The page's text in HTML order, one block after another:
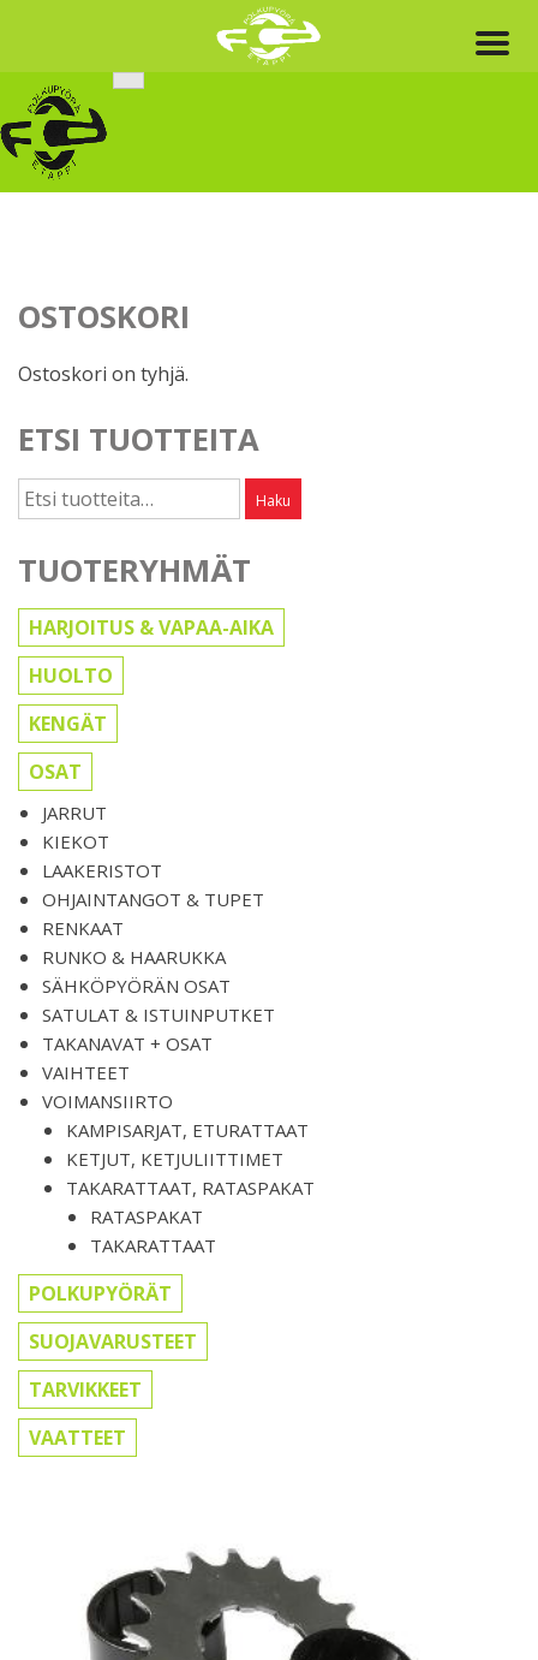
content
OSTOSKORI
Ostoskori on tyhjä.
ETSI TUOTTEITA
Etsi: Haku
TUOTERYHMÄT
HARJOITUS & VAPAA-AIKA
HUOLTO
KENGÄT
OSAT
JARRUT
KIEKOT
LAAKERISTOT
OHJAINTANGOT & TUPET
RENKAAT
RUNKO & HAARUKKA
SÄHKÖPYÖRÄN OSAT
SATULAT & ISTUINPUTKET
TAKANAVAT + OSAT
VAIHTEET
VOIMANSIIRTO
KAMPISARJAT, ETURATTAAT
KETJUT, KETJULIITTIMET
TAKARATTAAT, RATASPAKAT
RATASPAKAT
TAKARATTAAT
POLKUPYÖRÄT
SUOJAVARUSTEET
TARVIKKEET
VAATTEET